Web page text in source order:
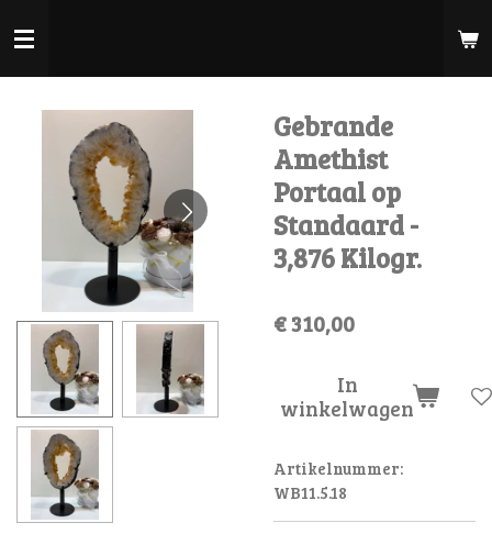
direct
Gebrande
Amethist
Portaal op
Standaard -
3,876 Kilogr.
€ 310,00
In
winkelwagen
Artikelnummer:
WB11.5.18